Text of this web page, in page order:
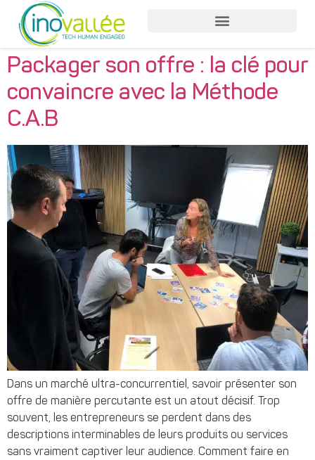
Packager son offre : la clé pour
convaincre avec la Méthode
C.A.B
Dans un marché ultra-concurrentiel, savoir présenter son
offre de manière percutante est un atout décisif. Trop
souvent, les entrepreneurs se perdent dans des
descriptions interminables de leurs produits ou services
sans vraiment captiver leur audience. Comment faire en